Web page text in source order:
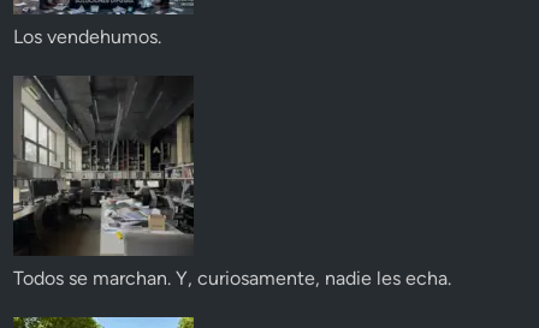
Los vendehumos.
Todos se marchan. Y, curiosamente, nadie les echa.